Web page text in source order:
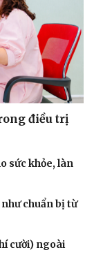
điều trị
sức khỏe, làn
chuẩn bị từ
cười) ngoài